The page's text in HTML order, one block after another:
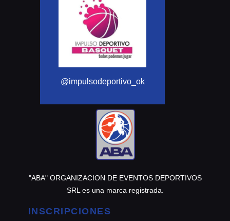
@impulsodeportivo_ok
"ABA" ORGANIZACION DE EVENTOS DEPORTIVOS
SRL es una marca registrada.
INSCRIPCIONES